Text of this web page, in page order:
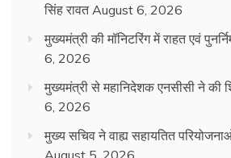
सिंह रावत August 6, 2026
मुख्यमंत्री की मॉनिटरिंग में राहत एवं
6, 2026
मुख्यमंत्री से महानिदेशक एनसीसी ने की
6, 2026
मुख्य सचिव ने वाह्य सहायतित